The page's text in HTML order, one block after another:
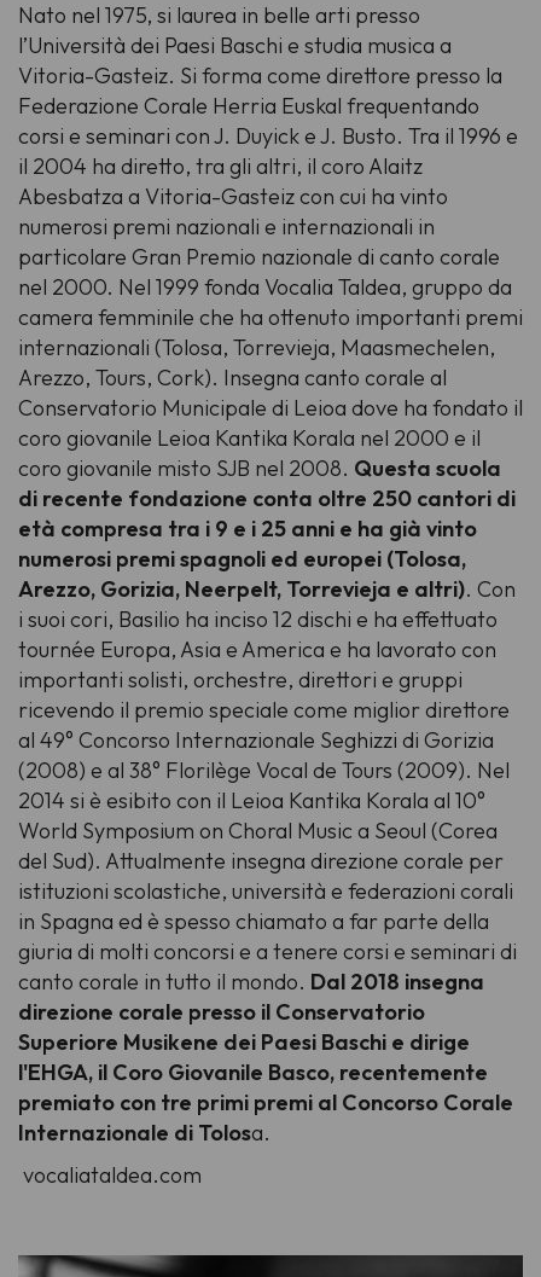
Nato nel 1975, si laurea in belle arti presso
l’Università dei Paesi Baschi e studia musica a
Vitoria-Gasteiz. Si forma come direttore presso la
Federazione Corale Herria Euskal frequentando
corsi e seminari con J. Duyick e J. Busto. Tra il 1996 e
il 2004 ha diretto, tra gli altri, il coro Alaitz
Abesbatza a Vitoria-Gasteiz con cui ha vinto
numerosi premi nazionali e internazionali in
particolare Gran Premio nazionale di canto corale
nel 2000. Nel 1999 fonda Vocalia Taldea, gruppo da
camera femminile che ha ottenuto importanti premi
internazionali (Tolosa, Torrevieja, Maasmechelen,
Arezzo, Tours, Cork). Insegna canto corale al
Conservatorio Municipale di Leioa dove ha fondato il
coro giovanile Leioa Kantika Korala nel 2000 e il
coro giovanile misto SJB nel 2008. Questa scuola
di recente fondazione conta oltre 250 cantori di
età compresa tra i 9 e i 25 anni e ha già vinto
numerosi premi spagnoli ed europei (Tolosa,
Arezzo, Gorizia, Neerpelt, Torrevieja e altri). Con
i suoi cori, Basilio ha inciso 12 dischi e ha effettuato
tournée Europa, Asia e America e ha lavorato con
importanti solisti, orchestre, direttori e gruppi
ricevendo il premio speciale come miglior direttore
al 49° Concorso Internazionale Seghizzi di Gorizia
(2008) e al 38° Florilège Vocal de Tours (2009). Nel
2014 si è esibito con il Leioa Kantika Korala al 10°
World Symposium on Choral Music a Seoul (Corea
del Sud). Attualmente insegna direzione corale per
istituzioni scolastiche, università e federazioni corali
in Spagna ed è spesso chiamato a far parte della
giuria di molti concorsi e a tenere corsi e seminari di
canto corale in tutto il mondo. Dal 2018 insegna
direzione corale presso il Conservatorio
Superiore Musikene dei Paesi Baschi e dirige
l'EHGA, il Coro Giovanile Basco, recentemente
premiato con tre primi premi al Concorso Corale
Internazionale di Tolosa.
vocaliataldea.com